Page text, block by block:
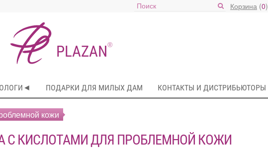
Корзина (0)
PLAZAN®
ПОДАРКИ ДЛЯ МИЛЫХ ДАМ КОНТАКТЫ И ДИСТРИБЬЮТОРЫ
кожи
С КИСЛОТАМИ ДЛЯ ПРОБЛЕМНОЙ КОЖИ